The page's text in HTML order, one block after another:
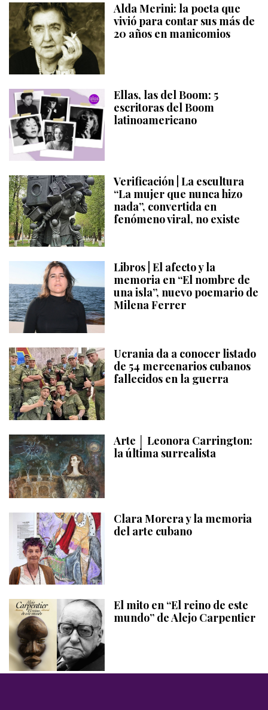
Alda Merini: la poeta que
vivió para contar sus más de
20 años en manicomios
Ellas, las del Boom: 5
escritoras del Boom
latinoamericano
Verificación | La escultura
“La mujer que nunca hizo
nada”, convertida en
fenómeno viral, no existe
Libros | El afecto y la
memoria en “El nombre de
una isla”, nuevo poemario de
Milena Ferrer
Ucrania da a conocer listado
de 54 mercenarios cubanos
fallecidos en la guerra
Arte │ Leonora Carrington:
la última surrealista
Clara Morera y la memoria
del arte cubano
El mito en “El reino de este
mundo” de Alejo Carpentier